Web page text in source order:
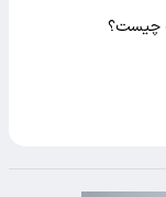
چیست؟